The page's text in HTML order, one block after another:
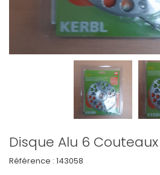
Disque Alu 6 Couteaux
Référence : 143058